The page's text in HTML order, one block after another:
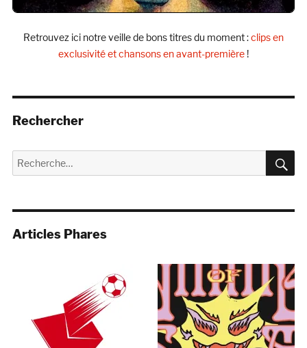
Retrouvez ici notre veille de bons titres du moment :clips en
exclusivité et chansons en avant-première !
Rechercher
Recherche
pour :
Articles Phares